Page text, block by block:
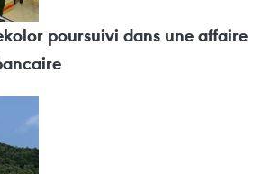
poursuivi dans une affaire